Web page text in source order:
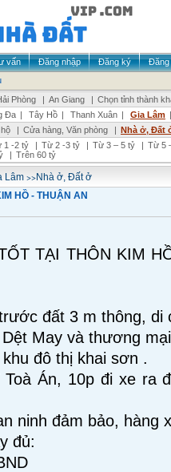
vấn Đăng nhập Đăng ký
Đăng
Phòng | An Giang | Chọn tỉnh thành
Đa | Tây Hồ | Thanh Xuân | Gia Lâm
| Cửa hàng, Văn phòng | Nhà ở, Đất
1 -2 tỷ | Từ 2 -3 tỷ | Từ 3 – 5 tỷ | Từ 5
| Trên 60 tỷ
Lâm >>Nhà ở, Đất ở
HỒ - THUẬN AN
TẠI THÔN KIM
đất 3 m thông, di
May và thương
đô thị khai sơn .
Án, 10p đi xe ra
ninh đảm bảo, hàng
đủ: